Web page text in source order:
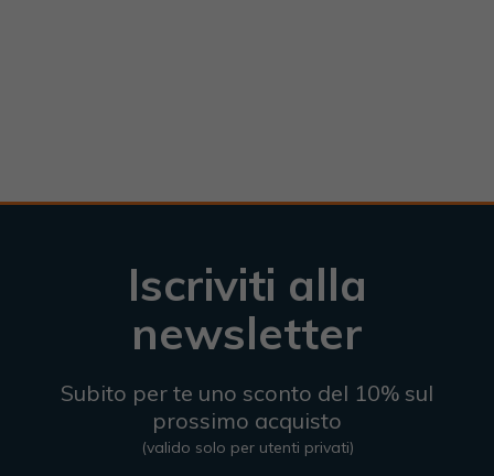
Iscriviti alla
newsletter
Subito per te uno sconto del 10% sul
prossimo acquisto
(valido solo per utenti privati)